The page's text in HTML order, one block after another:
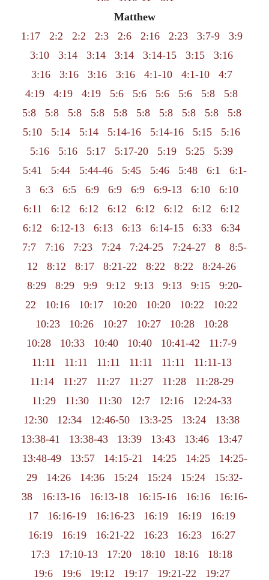
Matthew
1:17
2:2 2:2 2:3 2:6 2:16 2:23 3:7-9
3:9
3:10
3:14 3:14 3:14 3:14-15 3:15
3:16
3:16
3:16 3:16 3:16 4:1-10 4:1-10
4:7
4:19
4:19 4:19 5:6 5:6 5:6 5:6 5:8
5:8
5:8
5:8 5:8 5:8 5:8 5:8 5:8 5:8 5:8
5:8
5:10
5:14 5:14 5:14-16 5:14-16 5:15
5:16
5:16
5:16 5:17 5:17-20 5:19 5:25
5:39
5:41
5:44 5:44-46 5:45 5:46 5:48 6:1
6:1-
3
6:3 6:5 6:9 6:9 6:9 6:9-13 6:10
6:10
6:11
6:12 6:12 6:12 6:12 6:12 6:12
6:12
6:12
6:12-13 6:13 6:13 6:14-15 6:33
6:34
7:7
7:16 7:23 7:24 7:24-25 7:24-27 8
8:5-
12
8:12 8:17 8:21-22 8:22 8:22
8:24-26
8:29
8:29 9:9 9:12 9:13 9:13 9:15
9:20-
22
10:16 10:17 10:20 10:20 10:22
10:22
10:23
10:26 10:27 10:27 10:28
10:28
10:28
10:33 10:40 10:40 10:41-42
11:7-9
11:11
11:11 11:11 11:11 11:11
11:11-13
11:14
11:27 11:27 11:27 11:28
11:28-29
11:29
11:30 11:30 12:7 12:16
12:24-33
12:30
12:34 12:46-50 13:3-25 13:24
13:38
13:38-41
13:38-43 13:39 13:43 13:46
13:47
13:48-49
13:57 14:15-21 14:25 14:25
14:25-
29
14:26 14:36 15:24 15:24 15:24
15:32-
38
16:13-16 16:13-18 16:15-16 16:16
16:16-
17
16:16-19 16:16-23 16:19 16:19
16:19
16:19
16:19 16:21-22 16:23 16:23
16:27
17:3
17:10-13 17:20 18:10 18:16
18:18
19:6
19:6 19:12 19:17 19:21-22
19:27